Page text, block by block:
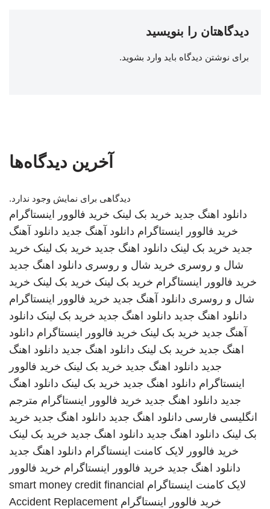
دیدگاهتان را بنویسید
برای نوشتن دیدگاه باید وارد بشوید.
آخرین دیدگاه‌ها
دیدگاهی برای نمایش وجود ندارد.
دانلود اهنگ جدید خرید بک لینک خرید فالوور اینستاگرام
خرید فالوور اینستاگرام دانلود آهنگ جدید دانلود آهنگ
جدید خرید بک لینک دانلود اهنگ جدید خرید بک لینک خرید
شال و روسری خرید شال و روسری دانلود اهنگ جدید
خرید فالوور اینستاگرام خرید بک لینک خرید بک لینک خرید
شال و روسری دانلود آهنگ جدید خرید فالوور اینستاگرام
دانلود اهنگ جدید دانلود اهنگ جدید خرید بک لینک دانلود
آهنگ جدید خرید بک لینک خرید فالوور اینستاگرام دانلود
اهنگ جدید خرید بک لینک دانلود اهنگ جدید دانلود اهنگ
جدید دانلود اهنگ جدید خرید بک لینک خرید فالوور
اینستاگرام دانلود اهنگ جدید خرید بک لینک دانلود اهنگ
جدید دانلود اهنگ جدید خرید فالوور اینستاگرام مترجم
انگلیسی فارسی دانلود اهنگ جدید دانلود اهنگ جدید خرید
بک لینک دانلود اهنگ جدید دانلود اهنگ جدید خرید بک لینک
خرید فالوور لایک کامنت اینستاگرام دانلود اهنگ جدید
دانلود اهنگ جدید خرید فالوور اینستاگرام خرید فالوور
لایک کامنت اینستاگرام smart money credit financial
خرید فالوور اینستاگرام Accident Replacement